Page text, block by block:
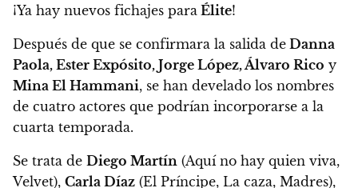
¡Ya hay nuevos fichajes para Élite!
Después de que se confirmara la salida de Danna
Paola, Ester Expósito, Jorge López, Álvaro Rico y
Mina El Hammani, se han develado los nombres
de cuatro actores que podrían incorporarse a la
cuarta temporada.
Se trata de Diego Martín (Aquí no hay quien viva,
Velvet), Carla Díaz (El Príncipe, La caza, Madres),